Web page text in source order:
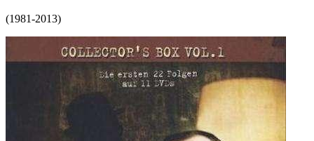
(1981-2013)